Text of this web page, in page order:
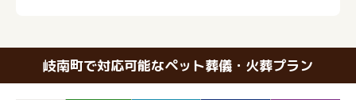
岐南町で対応可能なペット葬儀・火葬プラン